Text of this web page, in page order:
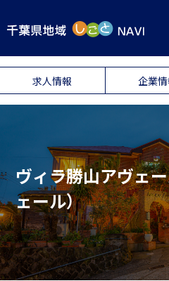
求人情報 企業
ヴィラ勝山アヴェ
ェール）